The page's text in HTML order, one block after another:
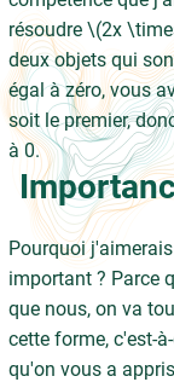
résoudre \(2x
deux objets qui
égal à zéro, vous
soit le premier,
à 0.
Pourquoi
important ? Parce
que nous, on va
cette forme, c'est-
qu'on vous a